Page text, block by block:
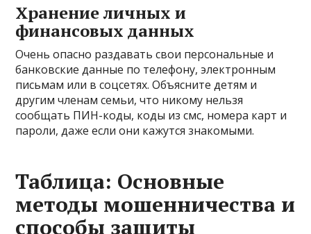
Хранение личных и
финансовых данных
Очень опасно раздавать свои персональные и
банковские данные по телефону, электронным
письмам или в соцсетях. Объясните детям и
другим членам семьи, что никому нельзя
сообщать ПИН-коды, коды из смс, номера карт и
пароли, даже если они кажутся знакомыми.
Таблица: Основные
методы мошенничества и
способы защиты